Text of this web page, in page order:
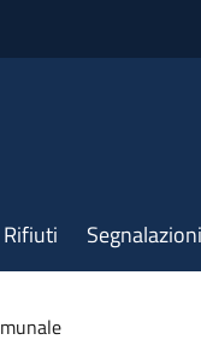
Rifiuti Segnalazioni